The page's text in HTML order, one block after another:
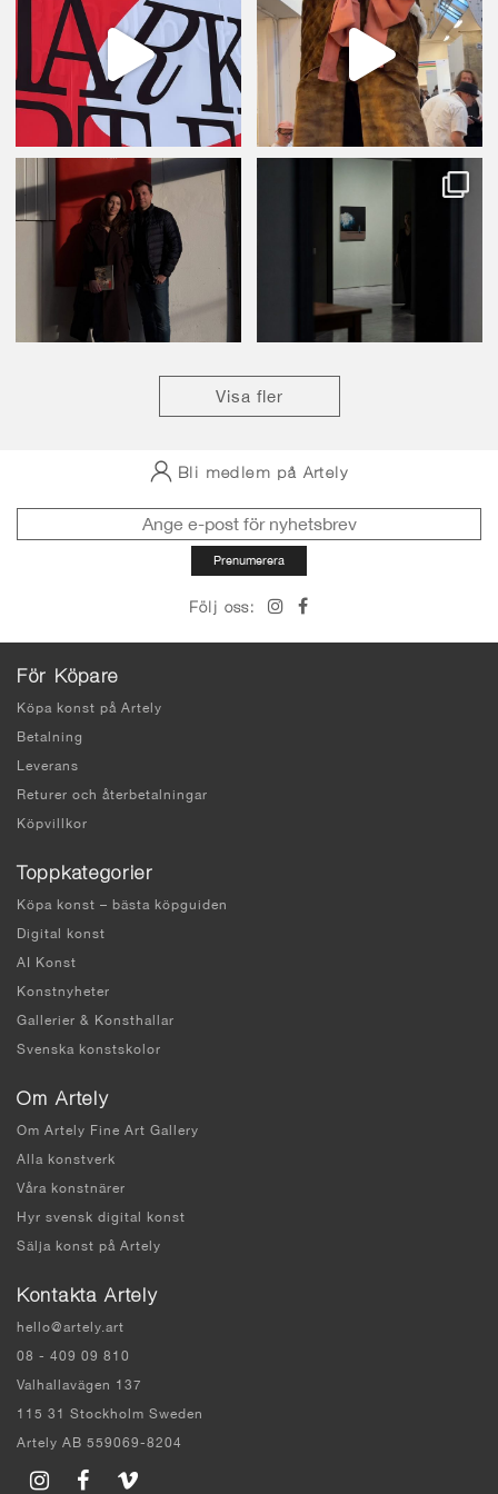
Visa fler
Bli medlem på Artely
Följ oss:
För Köpare
Köpa konst på Artely
Betalning
Leverans
Returer och återbetalningar
Köpvillkor
Toppkategorier
Köpa konst – bästa köpguiden
Digital konst
AI Konst
Konstnyheter
Gallerier & Konsthallar
Svenska konstskolor
Om Artely
Om Artely Fine Art Gallery
Alla konstverk
Våra konstnärer
Hyr svensk digital konst
Sälja konst på Artely
Kontakta Artely
hello@artely.art
08 - 409 09 810
Valhallavägen 137
115 31 Stockholm Sweden
Artely AB 559069-8204